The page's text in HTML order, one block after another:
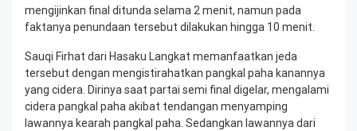
mengijinkan final ditunda selama 2 menit, namun pada
faktanya penundaan tersebut dilakukan hingga 10 menit.
Sauqi Firhat dari Hasaku Langkat memanfaatkan jeda
tersebut dengan mengistirahatkan pangkal paha kanannya
yang cidera. Dirinya saat partai semi final digelar, mengalami
cidera pangkal paha akibat tendangan menyamping
lawannya kearah pangkal paha. Sedangkan lawannya dari